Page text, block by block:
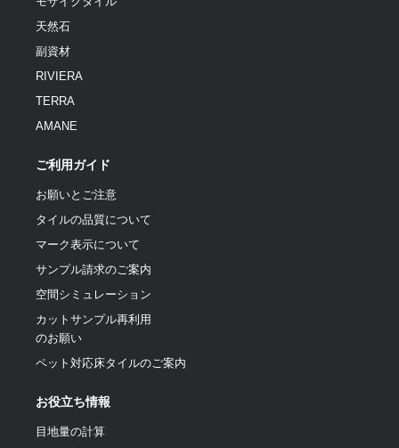
天然石
副資材
RIVIERA
TERRA
AMANE
ご利用ガイド
お願いとご注意
タイルの品質について
マーク表示について
サンプル請求のご案内
空間シミュレーション
カットサンプル再利用
のお願い
ペット対応床タイルのご案内
お役立ち情報
目地量の計算